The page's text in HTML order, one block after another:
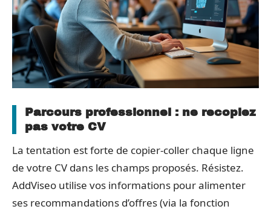
Parcours professionnel : ne recopiez
pas votre CV
La tentation est forte de copier-coller chaque ligne
de votre CV dans les champs proposés. Résistez.
AddViseo utilise vos informations pour alimenter
ses recommandations d’offres (via la fonction